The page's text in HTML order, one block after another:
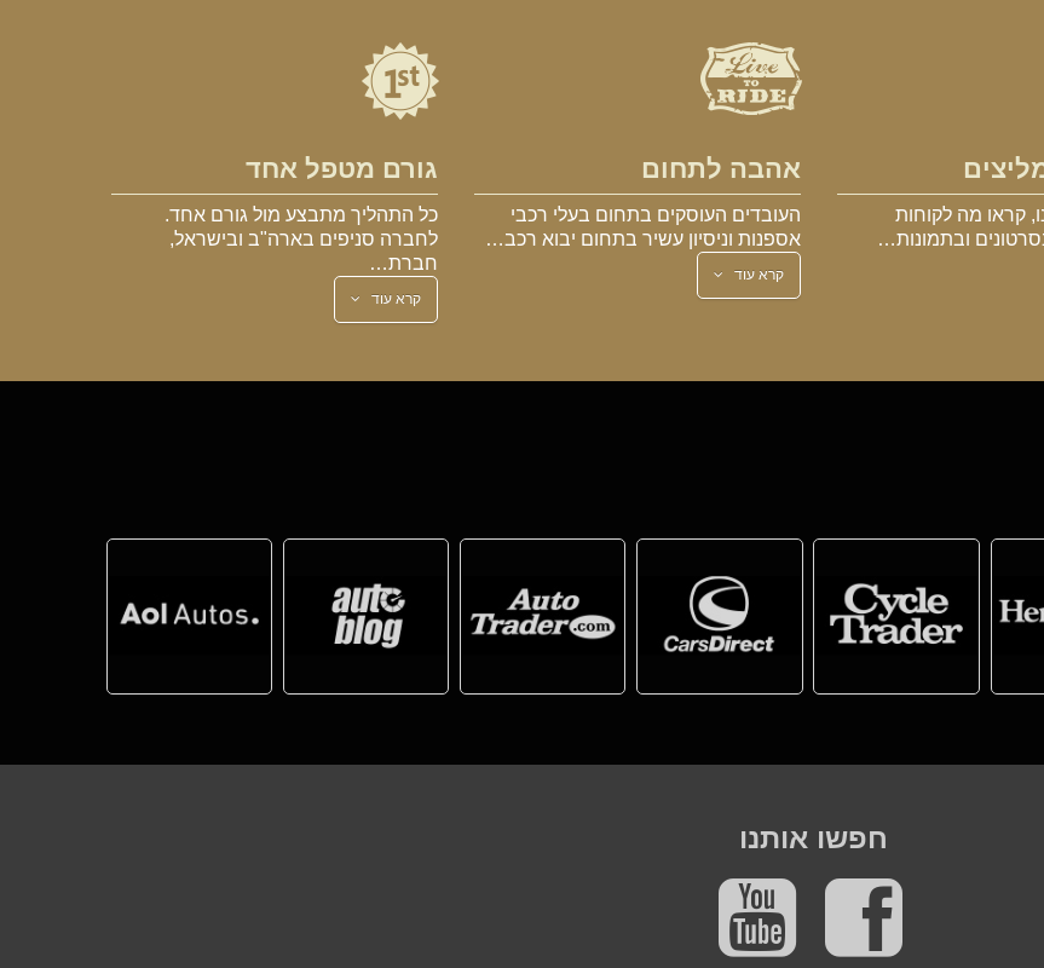
קראו מה לקוחות
ובתמונות…
אהבה לתחום
העובדים העוסקים בתחום בעלי רכבי
אספנות וניסיון עשיר בתחום יבוא רכב…
קרא עוד
גורם מטפל אחד
כל התהליך מתבצע מול גורם אחד.
לחברה סניפים בארה"ב ובישראל,
חברת…
קרא עוד
חפשו אותנו